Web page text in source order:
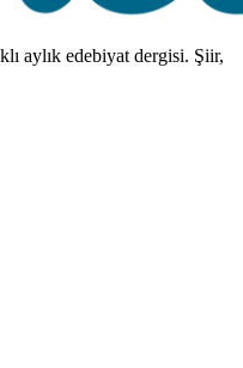
aylık edebiyat dergisi. Şiir,